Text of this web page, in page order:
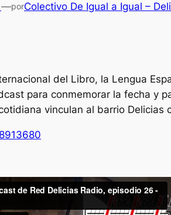
—porColectivo De Igual a Igual –
del Libro, la Lengua
para conmemorar la fecha y
vinculan al barrio Delicias